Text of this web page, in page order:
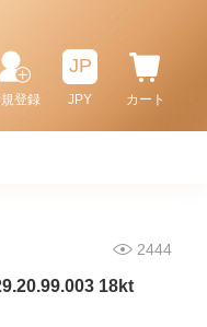
カート
JP
JPY
登録
2444
18kt